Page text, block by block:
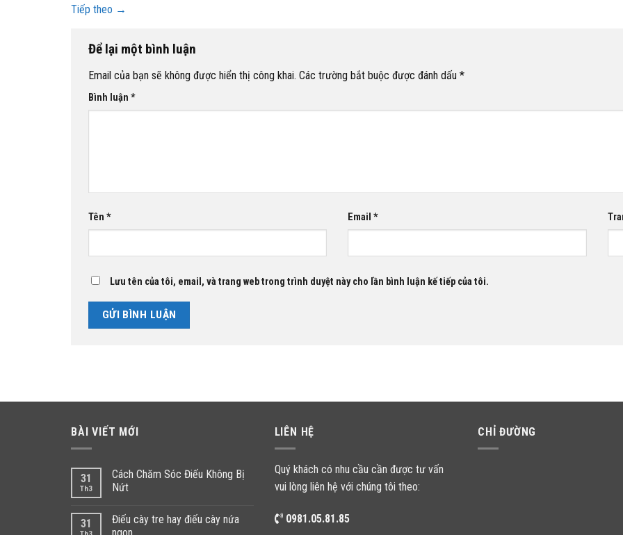
Tiếp theo →
Để lại một bình luận
Email của bạn sẽ không được hiển thị công khai. Các trường bắt buộc được đánh dấu *
Bình luận *
Tên * Email*
Lưu tên của tôi, email, và trang web trong trình duyệt này cho lần bình luận kế tiếp của tôi.
BÀI VIẾT MỚI
31
Th3
Cách Chăm Sóc Điếu Không Bị
Nứt
31
Điếu cày tre hay điếu cày nứa
LIÊN HỆ
Quý khách có nhu cầu cần được tư vấn
vui lòng liên hệ với chúng tôi theo:
0981.05.81.85
CHỈ ĐƯỜNG